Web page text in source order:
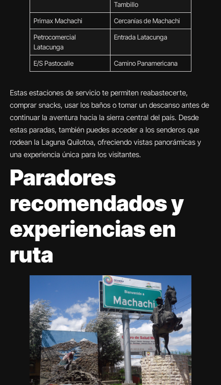
Tambillo
Primax Machachi Cercanías de Machachi
Petrocomercial
Latacunga
Entrada Latacunga
E/S Pastocalle Camino Panamericana
Estas estaciones de servicio te permiten reabastecerte,
comprar snacks, usar los baños o tomar un descanso antes de
continuar la aventura hacia la sierra central del país. Desde
estas paradas, también puedes acceder a los senderos que
rodean la Laguna Quilotoa, ofreciendo vistas panorámicas y
una experiencia única para los visitantes.
Paradores
recomendados y
experiencias en
ruta